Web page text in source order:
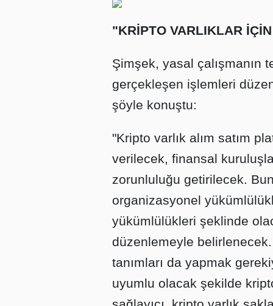
"KRİPTO VARLIKLAR
Şimşek, yasal çalışmanın
gerçekleşen işlemleri
şöyle konuştu:
"Kripto varlık alım satım
verilecek, finansal
zorunluluğu getirilecek.
organizasyonel
yükümlülükleri şeklinde
düzenlemeyle
tanımları da yapmak
uyumlu olacak şekilde